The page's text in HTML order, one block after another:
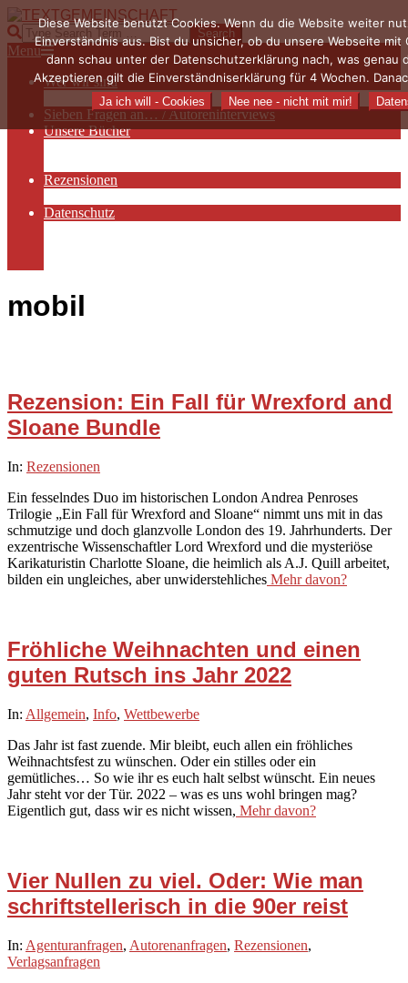
Skip
to
content
TEXTGEMEINSCHAFT
Search
Primary
Navigation
Menu
Menu
Wer wir sind
Die Hauptakteurinnen
Sieben Fragen an… / Autoreninterviews
Unsere Bücher
Rezensionen
Datenschutz
mobil
Rezension: Ein Fall für Wrexford and
Sloane Bundle
2025-
23
In: Rezensionen
Ein fesselndes Duo im historischen London Andrea Penroses
Trilogie „Ein Fall für Wrexford and Sloane“ nimmt uns mit in das
schmutzige und doch glanzvolle London des 19. Jahrhunderts. Der
exzentrische Wissenschaftler Lord Wrexford und die mysteriöse
Karikaturistin Charlotte Sloane, die heimlich als A.J. Quill arbeitet,
bilden ein ungleiches, aber unwiderstehliches Mehr davon?
Fröhliche Weihnachten und einen
guten Rutsch ins Jahr 2022
2021-
22
In: Allgemein, Info, Wettbewerbe
Das Jahr ist fast zuende. Mir bleibt, euch allen ein fröhliches
Weihnachtsfest zu wünschen. Oder ein stilles oder ein
gemütliches… So wie ihr es euch halt selbst wünscht. Ein neues
Jahr steht vor der Tür. 2022 – was es uns wohl bringen mag?
Eigentlich gut, dass wir es nicht wissen, Mehr davon?
Vier Nullen zu viel. Oder: Wie man
schriftstellerisch in die 90er reist
2021-
12-
In: Agenturanfragen, Autorenanfragen, Rezensionen,
Verlagsanfragen
Diese Website benutzt Cookies. Wenn du die Website weiter
Einverständnis aus. Bist du unsicher, ob du unsere Webseite
dann schau unter der Datenschutzerklärung nach, was genau
Akzeptieren gilt die Einverständniserklärung für 4 Wochen.
Ja ich will - Cookies Nee nee - nicht mit mir!